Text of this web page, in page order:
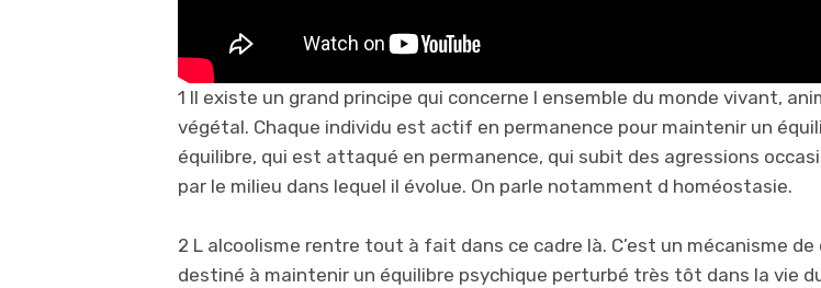
1 Il existe un grand principe qui concerne l ensemble du monde vivant,
végétal. Chaque individu est actif en permanence pour maintenir un
équilibre, qui est attaqué en permanence, qui subit des agressions
par le milieu dans lequel il évolue. On parle notamment d homéostasie.
2 L alcoolisme rentre tout à fait dans ce cadre là. C’est un mécanisme de
destiné à maintenir un équilibre psychique perturbé très tôt dans la vie